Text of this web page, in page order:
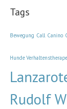
Tags
Bewegung Call Canino
Hunde
Rudolf